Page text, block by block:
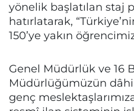
yönelik başlatılan staj
hatırlatarak,
150’ye yakın
Genel Müdürlük ve 16
Müdürlüğümüzün
genç